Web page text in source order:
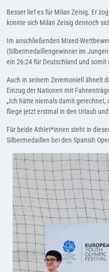
Besser lief es für Milan Zeisig. Er
konnte sich Milan Zeisig dennoch
Im anschließenden Mixed-
(Silbermedaillengewinner im
ein 26:24 für Deutschland und
Auch in seinem Zeremoniell ähnelt
Einzug der Nationen mit
„Ich hätte niemals damit
fliege jetzt erstmal in den Urlaub
Für beide Athlet*innen steht in
Silbermedaillen bei den Spanish